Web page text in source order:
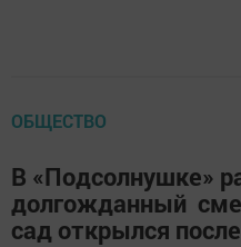
ОБЩЕСТВО
В «Подсолнушке»
долгожданный
сад открылся